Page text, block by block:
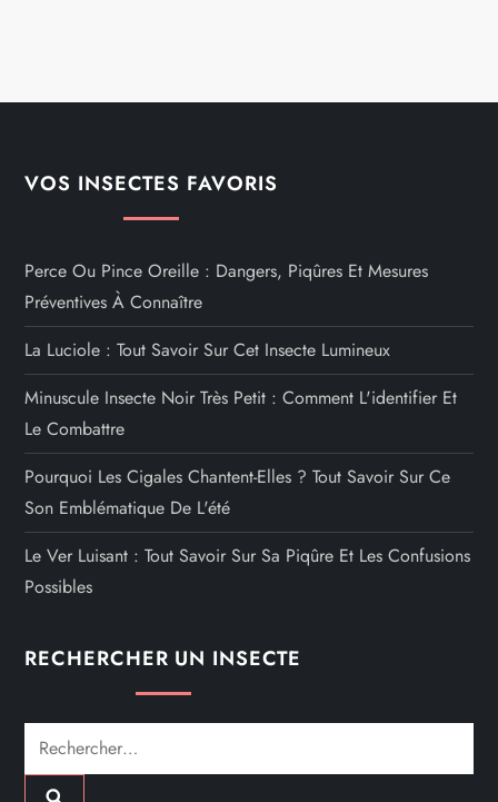
VOS INSECTES FAVORIS
Perce Ou Pince Oreille : Dangers, Piqûres Et Mesures
Préventives À Connaître
La Luciole : Tout Savoir Sur Cet Insecte Lumineux
Minuscule Insecte Noir Très Petit : Comment L'identifier Et
Le Combattre
Pourquoi Les Cigales Chantent-Elles ? Tout Savoir Sur Ce
Son Emblématique De L'été
Le Ver Luisant : Tout Savoir Sur Sa Piqûre Et Les Confusions
Possibles
RECHERCHER UN INSECTE
Rechercher :